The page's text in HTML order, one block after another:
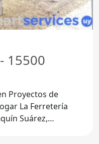
15500
Proyectos de
Suárez,